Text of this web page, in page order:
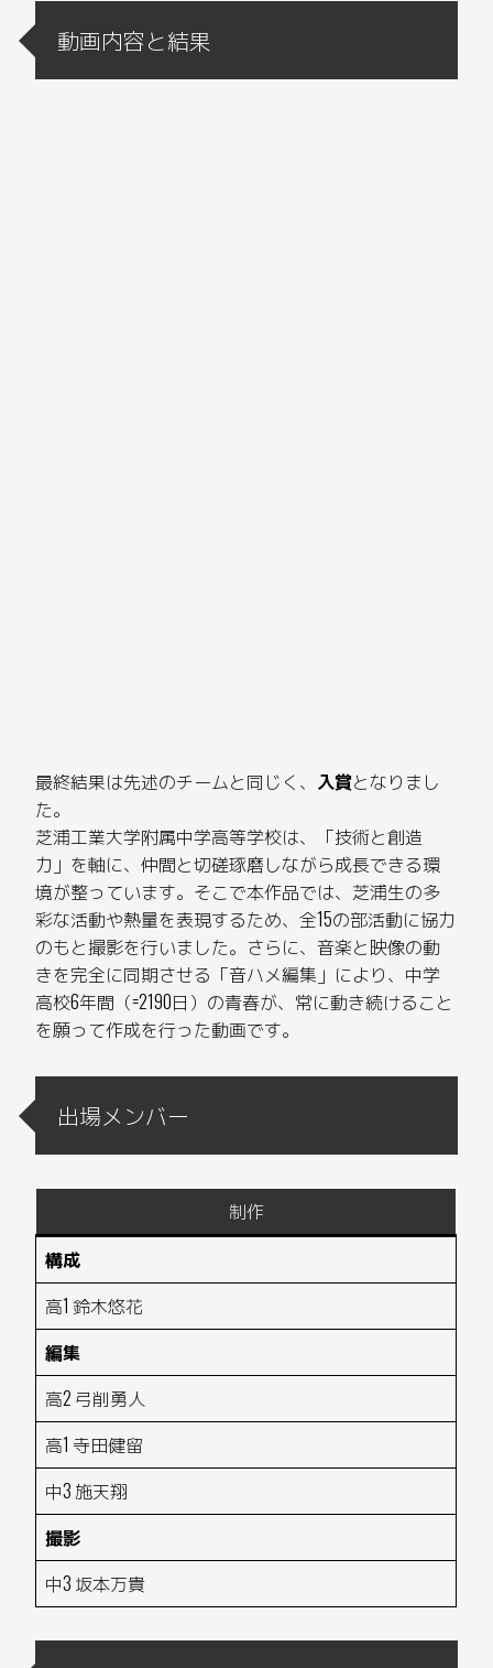
動画内容と結果
最終結果は先述のチームと同じく、 入賞となりまし
た。
芝浦工業大学附属中学高等学校は、「技術と創造
力」を軸に、仲間と切磋琢磨しながら成長できる環
境が整っています。そこで本作品では、芝浦生の多
彩な活動や熱量を表現するため、全15の部活動に協力
のもと撮影を行いました。さらに、音楽と映像の動
きを完全に同期させる「音ハメ編集」により、中学
高校6年間（=2190日）の青春が、常に動き続けること
を願って作成を行った動画です。
出場メンバー
制作
構成
高1 鈴木悠花
編集
高2 弓削勇人
高1 寺田健留
中3 施天翔
撮影
中3 坂本万貴